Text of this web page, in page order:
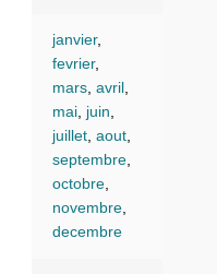
janvier,
fevrier,
mars avril
mai juin
juillet aout
septembre
octobre
novembre
decembre